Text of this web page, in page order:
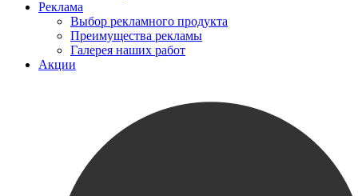
Реклама
Выбор рекламного продукта
Преимущества рекламы
Галерея наших работ
Акции